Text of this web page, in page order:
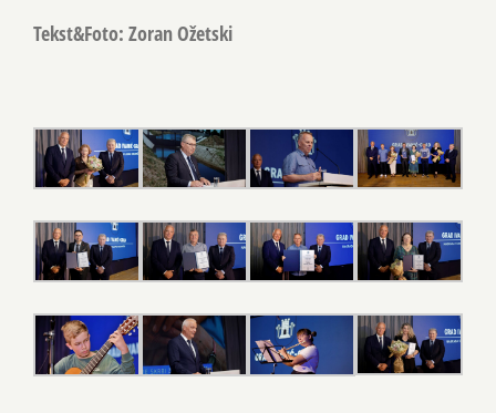
Tekst&Foto: Zoran Ožetski